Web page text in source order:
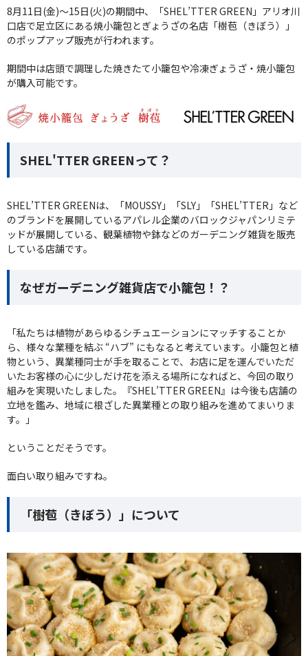
8月11日(金)〜15日(火)の期間中、「SHEL’TTER GREEN」アリオ川
口店で足立区にある焼小籠包とぎょうざの名店「樹苞（きぼう）」
のポップアップ販売が行われます。
期間中は店頭で調理した焼きたて小籠包や冷凍ぎょうざ・焼小籠包
が購入可能です。
SHEL'TTER GREENって？
SHEL’TTER GREENは、「MOUSSY」「SLY」「SHEL’TTER」など
のブランドを展開しているアパレル企業のバロックジャパンリミテ
ッドが展開している、観葉植物や鉢などのガーデニング雑貨を販売
している店舗です。
なぜガーデニング雑貨店で小籠包！？
「私たちは植物があらゆるシチュエーションにマッチすることか
ら、様々な業種を結ぶ “ハブ” にもなると考えています。小籠包と植
物という、異業種同士が手を取ることで、お店に足を運んでいただ
いたお客様の心に少しだけ花を添える場所になればと、今回の取り
組みを実現いたしました。『SHEL’TTER GREEN』は今後も店舗の
立地を鑑み、地域に根ざした異業種との取り組みを進めてまいりま
す。」
ということだそうです。
面白い取り組みですね。
「樹苞（きぼう）」について